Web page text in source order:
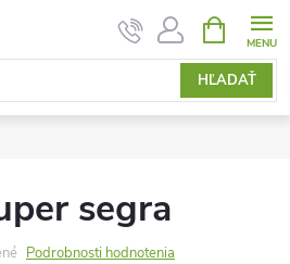
HĽADAŤ
KOŠÍK
segra
Podrobnosti hodnotenia